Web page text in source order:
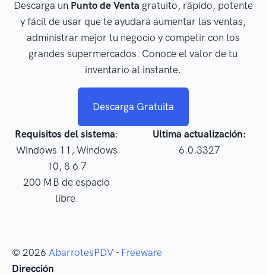
Descarga un Punto de Venta gratuito, rápido, potente
y fácil de usar que te ayudará aumentar las ventas,
administrar mejor tu negocio y competir con los
grandes supermercados. Conoce el valor de tu
inventario al instante.
Descarga Gratuita
Requisitos del sistema:
Windows 11, Windows
10, 8 ó 7
200 MB de espacio
libre.
Ultima actualización:
6.0.3327
© 2026 AbarrotesPDV - Freeware
Dirección